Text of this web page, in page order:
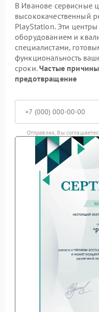
В Иванове сервисные
высококачественный
PlayStation. Эти
оборудованием и
специалистами,
функциональность
сроки.Частые
предотвращение
Отправляя, Вы